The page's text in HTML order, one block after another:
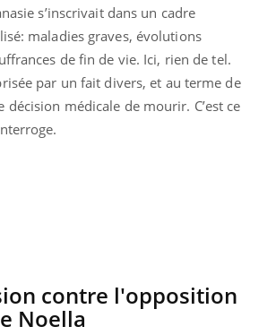
s’inscrivait dans un cadre
maladies graves, évolutions
de fin de vie. Ici, rien de tel.
par un fait divers, et au terme de
décision médicale de mourir. C’est ce
contre l'opposition
Noella